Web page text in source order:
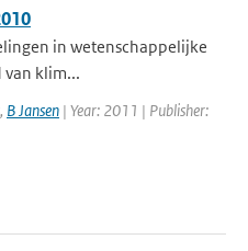
in wetenschappelijke
van klim...
, B Jansen | Year: 2011 | Publisher: